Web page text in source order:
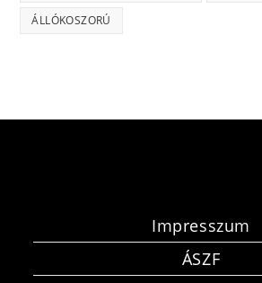
ÁLLÓKOSZORÚ
Impresszum
ÁSZF